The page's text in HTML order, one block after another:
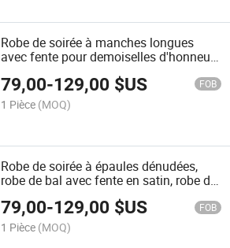
Robe de soirée à manches longues
avec fente pour demoiselles d'honneur
79,00-129,00 $US FOB
1 Pièce (MOQ)
Robe de soirée à épaules dénudées,
robe de bal avec fente en satin, robe de
demoiselle d'honneur B2216
79,00-129,00 $US FOB
1 Pièce (MOQ)